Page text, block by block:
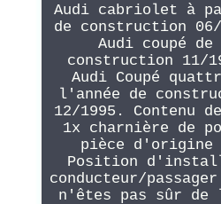
Audi cabriolet à
de construction
Audi coupé
construction 11/
Audi Coupé
l'année de
12/1995. Contenu
1x charnière de
pièce d'origine
Position
conducteur/
n'êtes pas sûr de